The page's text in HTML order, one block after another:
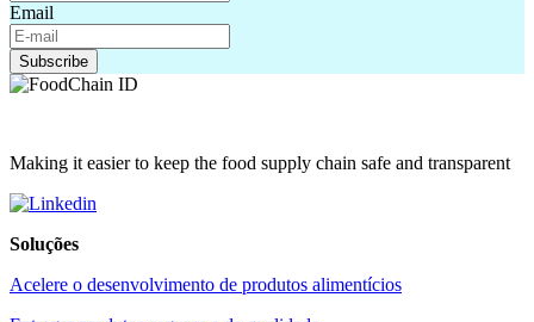
Email
Making it easier to keep the food supply chain safe and transparent
Soluções
Acelere o desenvolvimento de produtos alimentícios